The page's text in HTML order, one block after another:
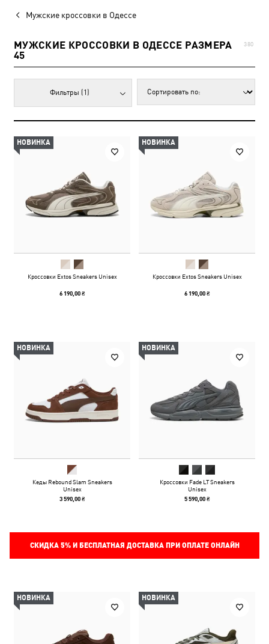
Мужские кроссовки в Одессе
МУЖСКИЕ КРОССОВКИ В ОДЕССЕ РАЗМЕРА
45
380
Фильтры (1)
НОВИНКА
Кроссовки Extos Sneakers Unisex
6 190,00 ₴
НОВИНКА
Кроссовки Extos Sneakers Unisex
6 190,00 ₴
НОВИНКА
Кеды Rebound Slam Sneakers
Unisex
3 590,00 ₴
НОВИНКА
Кроссовки Fade LT Sneakers
Unisex
5 590,00 ₴
СКИДКА 5%И БЕСПЛАТНАЯ ДОСТАВКА ПРИ ОПЛАТЕ ОНЛАЙН
НОВИНКА НОВИНКА